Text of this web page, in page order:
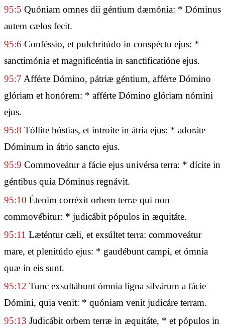
95:5 Quóniam omnes dii géntium dæmónia: * Dóminus
autem cælos fecit.
95:6 Conféssio, et pulchritúdo in conspéctu ejus: *
sanctimónia et magnificéntia in sanctificatióne ejus.
95:7 Afférte Dómino, pátriæ géntium, afférte Dómino
glóriam et honórem: * afférte Dómino glóriam nómini
ejus.
95:8 Tóllite hóstias, et introíte in átria ejus: * adoráte
Dóminum in átrio sancto ejus.
95:9 Commoveátur a fácie ejus univérsa terra: * dícite in
géntibus quia Dóminus regnávit.
95:10 Étenim corréxit orbem terræ qui non
commovébitur: * judicábit pópulos in æquitáte.
95:11 Læténtur cæli, et exsúltet terra: commoveátur
mare, et plenitúdo ejus: * gaudébunt campi, et ómnia
quæ in eis sunt.
95:12 Tunc exsultábunt ómnia ligna silvárum a fácie
Dómini, quia venit: * quóniam venit judicáre terram.
95:13 Judicábit orbem terræ in æquitáte, * et pópulos in